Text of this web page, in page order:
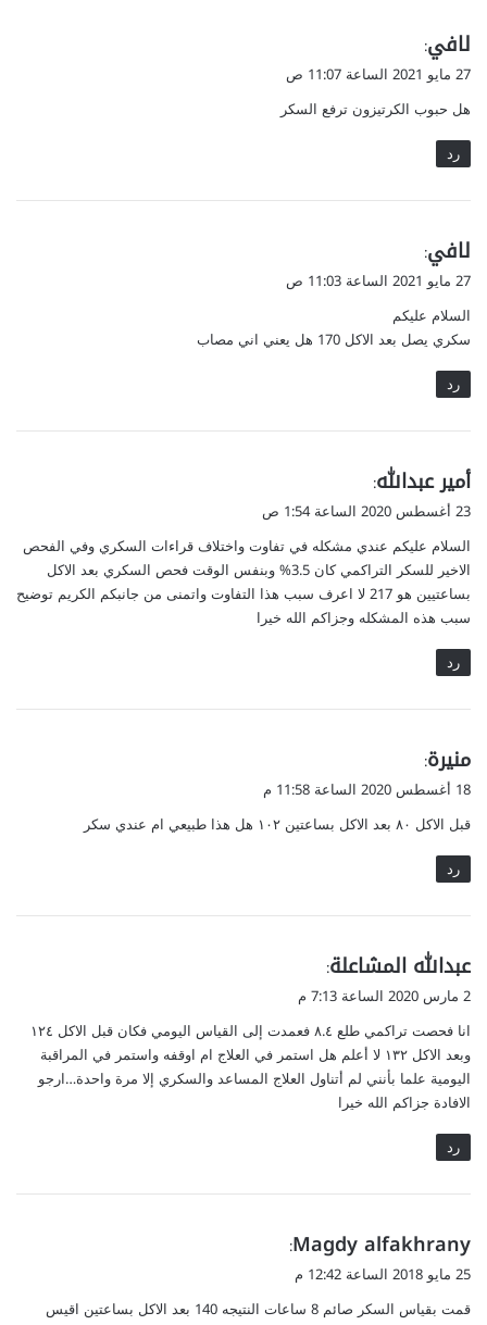
ي
ق
ل
لافي:
27 مايو 2021 الساعة 11:07 ص
هل حبوب الكرتيزون ترفع السكر
رد
ي
ق
ل
لافي:
27 مايو 2021 الساعة 11:03 ص
السلام عليكم
سكري يصل بعد الاكل 170 هل يعني اني مصاب
رد
ي
ق
ل
أمير عبدالله:
23 أغسطس 2020 الساعة 1:54 ص
السلام عليكم عندي مشكله في تفاوت واختلاف قراءات السكري وفي الفحص
الاخير للسكر التراكمي كان 3.5% وبنفس الوقت فحص السكري بعد الاكل
بساعتيين هو 217 لا اعرف سبب هذا التفاوت واتمنى من جانبكم الكريم توضيح
سبب هذه المشكله وجزاكم الله خيرا
رد
ي
ق
ل
منيرة:
18 أغسطس 2020 الساعة 11:58 م
قبل الاكل ٨٠ بعد الاكل بساعتين ١٠٢ هل هذا طبيعي ام عندي سكر
رد
ي
ق
ل
عبدالله المشاعلة:
2 مارس 2020 الساعة 7:13 م
انا فحصت تراكمي طلع ٨.٤ فعمدت إلى القياس اليومي فكان قبل الاكل ١٢٤
وبعد الاكل ١٣٢ لا أعلم هل استمر في العلاج ام اوقفه واستمر في المراقبة
اليومية علما بأنني لم أتناول العلاج المساعد والسكري إلا مرة واحدة…ارجو
الافادة جزاكم الله خيرا
رد
ي
ق
ل
Magdy alfakhrany
:
25 مايو 2018 الساعة 12:42 م
قمت بقياس السكر صائم 8 ساعات النتيجه 140 بعد الاكل بساعتين اقيس